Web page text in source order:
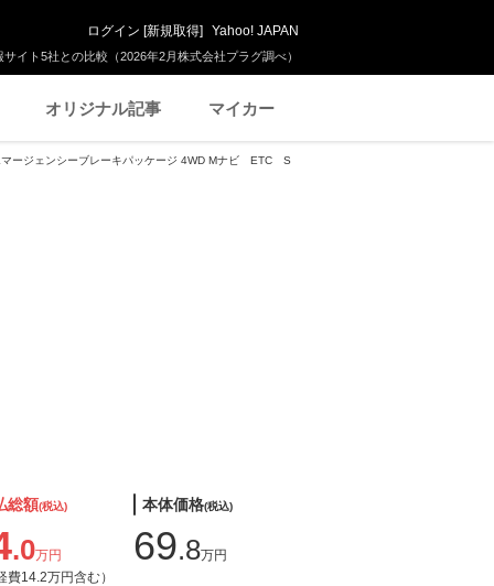
イト5社との比較（2026年2月株式会社プラグ調べ）
ログイン [新規取得] Yahoo! JAPAN
オリジナル記事 マイカー
ージェンシーブレーキパッケージ 4WD Mナビ ETC S
総額(税込)
.0万円
費14.2万円含む）
本体価格(税込)
69.8万円